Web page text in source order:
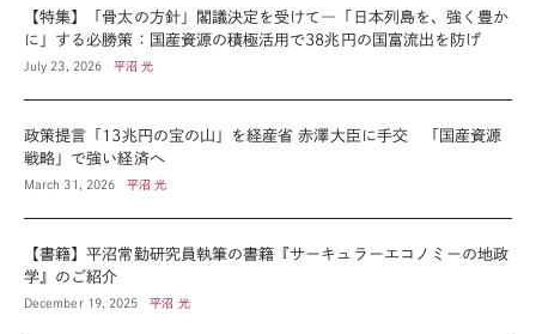
【特集】「骨太の方針」閣議決定を受けて―「日本列島を、強く豊か
に」する必勝策：国産資源の積極活用で38兆円の国富流出を防げ
July 23, 2026 平沼 光
政策提言「13兆円の宝の山」を経産省 赤澤大臣に手交 「国産資源
戦略」で強い経済へ
March 31, 2026 平沼 光
【書籍】平沼常勤研究員執筆の書籍『サーキュラーエコノミーの地政
学』のご紹介
December 19, 2025 平沼 光